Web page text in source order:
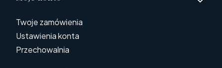
Twoje zamówienia
Ustawienia konta
Przechowalnia